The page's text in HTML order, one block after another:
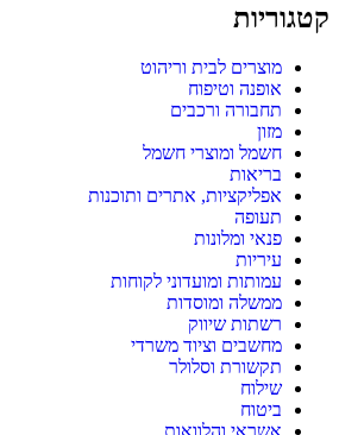
קטגוריות
מוצרים לבית וריהוט
אופנה וטיפוח
תחבורה ורכבים
מזון
חשמל ומוצרי חשמל
בריאות
אפליקציות, אתרים ותוכנות
תעופה
פנאי ומלונות
עיריות
עמותות ומועדוני לקוחות
ממשלה ומוסדות
רשתות שיווק
מחשבים וציוד משרדי
תקשורת וסלולר
שילוח
ביטוח